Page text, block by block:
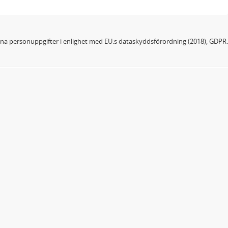
personuppgifter i enlighet med EU:s dataskyddsförordning (2018), GDPR.